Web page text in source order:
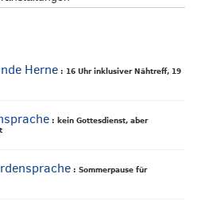
Herne : 16 Uhr inklusiver Nähtreff, 19
: kein Gottesdienst, aber
: Sommerpause für